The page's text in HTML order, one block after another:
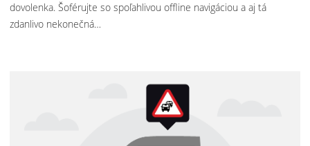
dovolenka. Šoférujte so spoľahlivou offline navigáciou a aj tá
zdanlivo nekonečná…